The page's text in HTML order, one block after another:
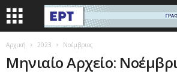
Αρχική 2023 Νοέμβριος
Μηνιαίο Αρχείο: